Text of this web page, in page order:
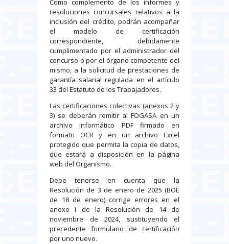
Como complemento de los informes y
resoluciones concursales relativos a la
inclusión del crédito, podrán acompañar
el modelo de certificación
correspondiente, debidamente
cumplimentado por el administrador del
concurso o por el órgano competente del
mismo, a la solicitud de prestaciones de
garantía salarial regulada en el artículo
33 del Estatuto de los Trabajadores.
Las certificaciones colectivas (anexos 2 y
3) se deberán remitir al FOGASA en un
archivo informático PDF firmado en
formato OCR y en un archivo Excel
protegido que permita la copia de datos,
que estará a disposición en la página
web del Organismo.
Debe tenerse en cuenta que la
Resolución de 3 de enero de 2025 (BOE
de 18 de enero) corrige errores en el
anexo I de la Resolución de 14 de
noviembre de 2024, sustituyendo el
precedente formulario de certificación
por uno nuevo.